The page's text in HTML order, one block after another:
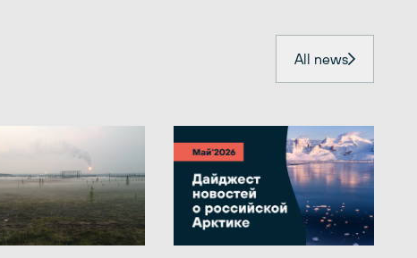
All news